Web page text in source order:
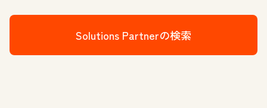
Solutions Partnerの検索